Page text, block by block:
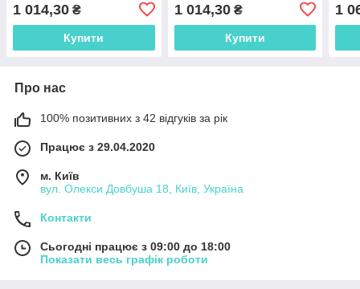
1 014,30 ₴
Купити
1 014,30₴
Купити
1
Про нас
100% позитивних з 42 відгуків за рік
Працює з 29.04.2020
м. Київ
вул. Олекси Довбуша 18, Київ, Україна
Контакти
Сьогодні працює з 09:00 до 18:00
Показати весь графік роботи